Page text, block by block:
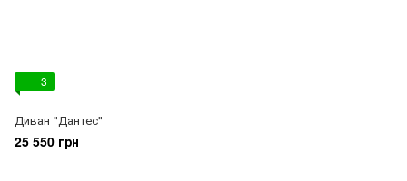
3
Диван "Дантес"
25 550 грн